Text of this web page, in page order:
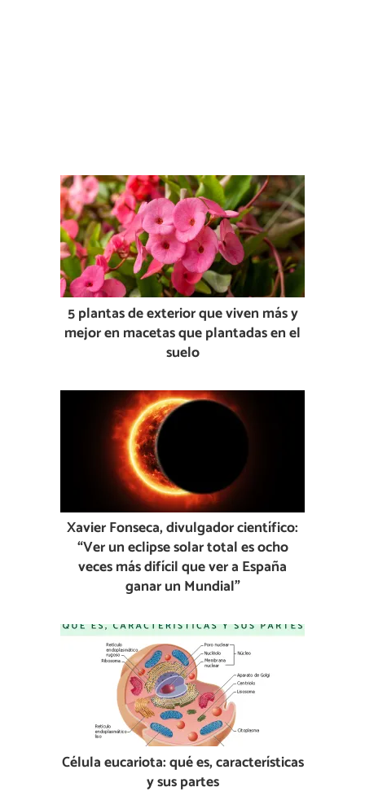
5 plantas de exterior que viven más y
mejor en macetas que plantadas en el
suelo
Xavier Fonseca, divulgador científico:
“Ver un eclipse solar total es ocho
veces más difícil que ver a España
ganar un Mundial”
Célula eucariota: qué es, características
y sus partes